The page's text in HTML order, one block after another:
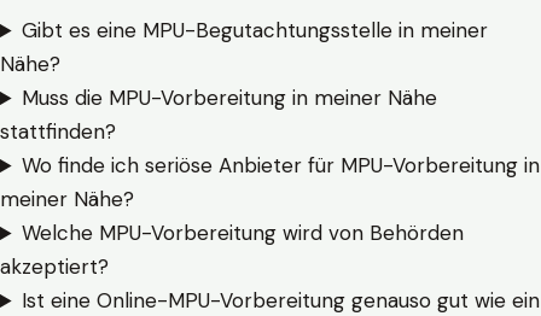
Gibt es eine MPU-Begutachtungsstelle in meiner
Nähe?
Muss die MPU-Vorbereitung in meiner Nähe
stattfinden?
Wo finde ich seriöse Anbieter für MPU-Vorbereitung in
meiner Nähe?
Welche MPU-Vorbereitung wird von Behörden
akzeptiert?
Ist eine Online-MPU-Vorbereitung genauso gut wie ein